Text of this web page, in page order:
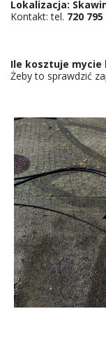
Lokalizacja:
Kontakt: tel. 720 795
Ile kosztuje
Żeby to sprawdzić